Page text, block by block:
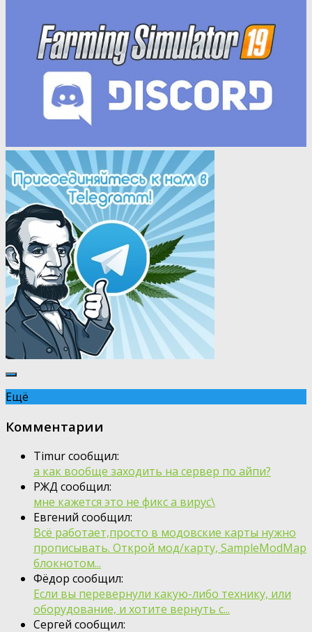
Ещё
Комментарии
Timur сообщил:
а как вообще заходить на сервер по айпи?
РЖД сообщил:
мне кажется это не фикс а вирус\
Евгений сообщил:
Всё работает,просто в модовские карты нужно
прописывать. Открой мод/карту, SampleModMap
блокнотом...
Фёдор сообщил:
Если вы перевернули какую-либо технику, или
оборудование, и хотите вернуть с...
Сергей сообщил: